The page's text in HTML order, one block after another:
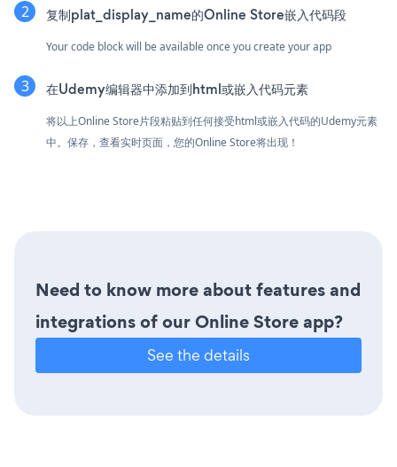
复制plat_display_name的Online Store嵌入代码段
Your code block will be available once you create your app
在Udemy编辑器中添加到html或嵌入代码元素
将以上Online Store片段粘贴到任何接受html或嵌入代码的Udemy元素
中。保存，查看实时页面，您的Online Store将出现！
Need to know more about features and
integrations of our Online Store app?
See the details